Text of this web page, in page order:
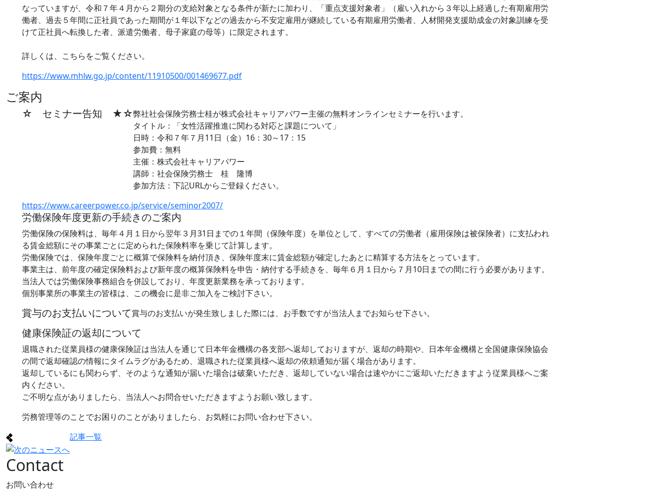
なっていますが、令和７年４月から２期分の支給対象となる条件が新たに加わり、「重点支援対象者」（雇い入れから３年以上経過した有期雇用労
働者、過去５年間に正社員であった期間が１年以下などの過去から不安定雇用が継続している有期雇用労働者、人材開発支援助成金の対象訓練を受
けて正社員へ転換した者、派遣労働者、母子家庭の母等）に限定されます。
詳しくは、こちらをご覧ください。
https://www.mhlw.go.jp/content/11910500/001469677.pdf
ご案内
☆ セミナー告知 ★☆弊社社会保険労務士桂が株式会社キャリアパワー主催の無料オンラインセミナーを行います。
タイトル：「女性活躍推進に関わる対応と課題について」
日時：令和７年７月11日（金）16：30～17：15
参加費：無料
主催：株式会社キャリアパワー
講師：社会保険労務士 桂 隆博
参加方法：下記URLからご登録ください。
https://www.careerpower.co.jp/service/seminor2007/
労働保険年度更新の手続きのご案内
労働保険の保険料は、毎年４月１日から翌年３月31日までの１年間（保険年度）を単位として、すべての労働者（雇用保険は被保険者）に支払われ
る賃金総額にその事業ごとに定められた保険料率を乗じて計算します。
労働保険では、保険年度ごとに概算で保険料を納付頂き、保険年度末に賃金総額が確定したあとに精算する方法をとっています。
事業主は、前年度の確定保険料および新年度の概算保険料を申告・納付する手続きを、毎年６月１日から７月10日までの間に行う必要があります。
当法人では労働保険事務組合を併設しており、年度更新業務を承っております。
個別事業所の事業主の皆様は、この機会に是非ご加入をご検討下さい。
賞与のお支払いについて賞与のお支払いが発生致しました際には、お手数ですが当法人までお知らせ下さい。
健康保険証の返却について
退職された従業員様の健康保険証は当法人を通じて日本年金機構の各支部へ返却しておりますが、返却の時期や、日本年金機構と全国健康保険協会
の間で返却確認の情報にタイムラグがあるため、退職された従業員様へ返却の依頼通知が届く場合があります。
返却しているにも関わらず、そのような通知が届いた場合は破棄いただき、返却していない場合は速やかにご返却いただきますよう従業員様へご案
内ください。
ご不明な点がありましたら、当法人へお問合せいただきますようお願い致します。
労務管理等のことでお困りのことがありましたら、お気軽にお問い合わせ下さい。
記事一覧
Contact
お問い合わせ